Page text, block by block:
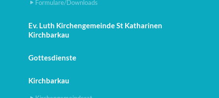
Formulare/Downloads
Ev. Luth Kirchengemeinde St Katharinen
Kirchbarkau
Gottesdienste
Kirchbarkau